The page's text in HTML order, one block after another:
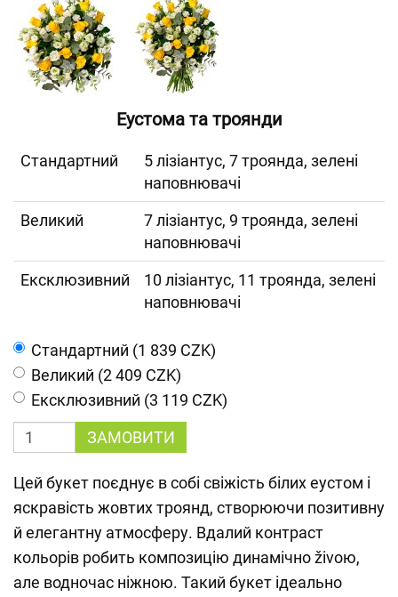
Еустома та троянди
Cтандартний
5 лізіантус, 7 троянда, зелені
наповнювачі
Великий
7 лізіантус, 9 троянда, зелені
наповнювачі
Ексклюзивний
10 лізіантус, 11 троянда, зелені
наповнювачі
Cтандартний (1 839 CZK)
Великий (2 409 CZK)
Ексклюзивний (3 119 CZK)
ЗАМОВИТИ
Цей букет поєднує в собі свіжість білих еустом і
яскравість жовтих троянд, створюючи позитивну
й елегантну атмосферу. Вдалий контраст
кольорів робить композицію динамічно živою,
але водночас ніжною. Такий букет ідеально